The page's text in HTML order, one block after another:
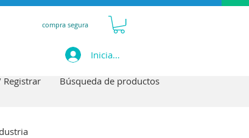
compra segura
Iniciar sesión
Registrar Búsqueda de productos